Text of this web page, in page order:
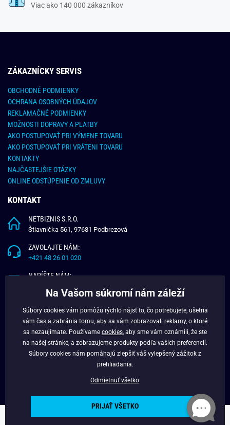
Viac ako 140 000 zákazníkov
ZÁKAZNÍCKY SERVIS
OBCHODNÉ PODMIENKY
OCHRANA OSOBNÝCH ÚDAJOV
REKLAMAČNÉ PODMIENKY
MOŽNOSTI DOPRAVY A PLATBY
AKO POSTUPOVAŤ PRI VÝMENE TOVARU
AKO POSTUPOVAŤ PRI VRÁTENI TOVARU
KONTAKTY
NAJČASTEJŠIE OTÁZKY
ONLINE ODSTÚPENIE OD ZMLUVY
KONTAKT
NETBIZNIS S.R.O.
Štiavnička 561, 97681 Podbrezová
ZAVOLAJTE NÁM:
+421 48 26 01 020
NAPÍŠTE NÁM:
O NÁS
VERNOSTNÝ PROGRAM
BLOG
Copyright © 2025 - Budchlap.sk Všetky práva vyhradené. webdesign ©
Na Vašom súkromí nám záleží
Súbory cookies vám pomôžu rýchlo nájsť to, čo potrebujete, ušetria
vám čas a zabránia tomu, aby sa vám zobrazovali reklamy, o ktoré
sa nezaujímate. Používame cookies , aby sme vám oznámili, že ste
na našej stránke, a zobrazujeme produkty podľa vašich preferencií.
Súbory cookies nám pomáhajú zlepšiť váš vylepšený zážitok z
prehliadania.
Odmietnuť všetko
PRIJAŤ VŠETKO